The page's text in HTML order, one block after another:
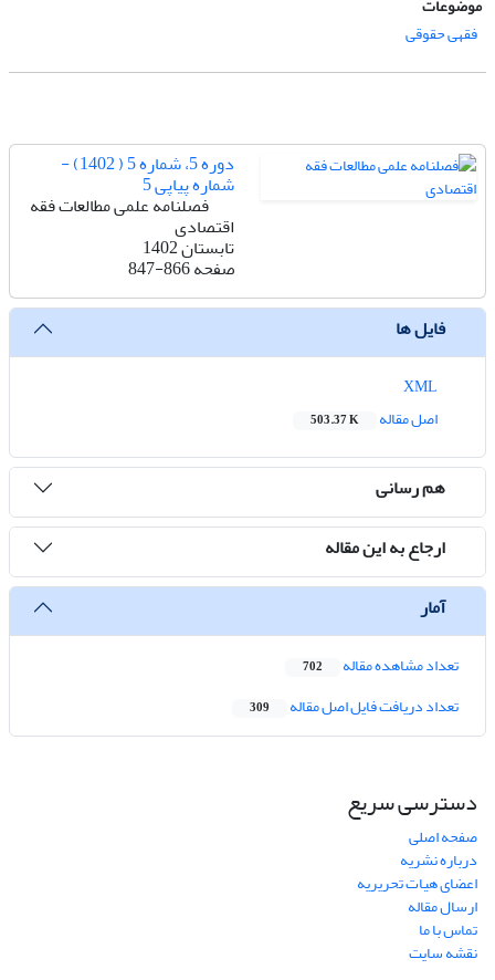
موضوعات
فقهی حقوقی
دوره 5، شماره 5 ( 1402) -
شماره پیاپی 5
فصلنامه علمی مطالعات فقه
اقتصادی
تابستان 1402
صفحه847-866
فایل ها
اصل مقاله
503.37 K
هم رسانی
ارجاع به این مقاله
آمار
تعداد مشاهده مقاله 702
تعداد دریافت فایل اصل مقاله 309
دسترسی سریع
صفحه اصلی
درباره نشریه
اعضای هیات تحریریه
ارسال مقاله
تماس با ما
نقشه سایت